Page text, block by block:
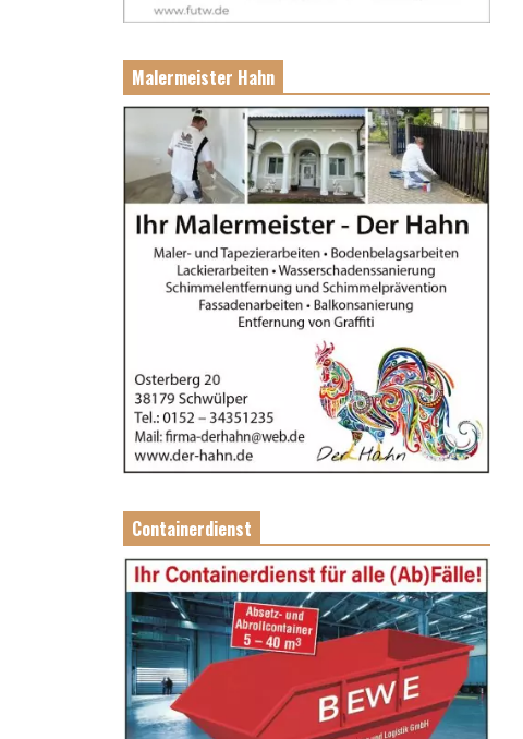
Malermeister Hahn
Containerdienst